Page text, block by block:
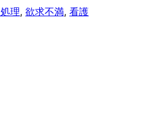
理, 欲求不満, 看護